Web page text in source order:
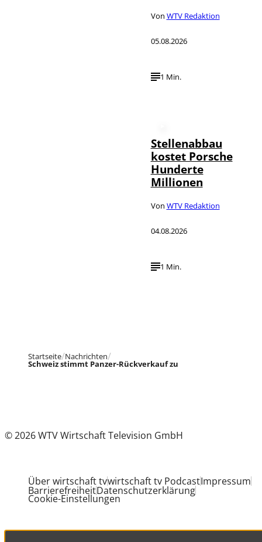
Von WTV Redaktion
05.08.2026
1 Min.
Stellenabbau
kostet Porsche
Hunderte
Millionen
Von WTV Redaktion
04.08.2026
1 Min.
Startseite Nachrichten
Schweiz stimmt Panzer-Rückverkauf zu
© 2026 WTV Wirtschaft Television GmbH
Über wirtschaft tvwirtschaft tv PodcastImpressum
BarrierefreiheitDatenschutzerklärung
Cookie-Einstellungen